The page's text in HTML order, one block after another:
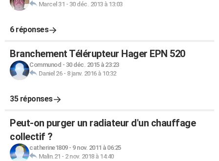
Marcel 31 - 30 déc. 2013 à 13:03
6 réponses
Branchement Télérupteur Hager EPN 520
Communod - 30 déc. 2015 à 23:23
Daniel 26- 8 janv. 2016 à 10:32
35 réponses
Peut-on purger un radiateur d'un chauffage
collectif ?
catherine1809- 9 nov. 2011 à 06:25
Malin.21 - 2 nov. 2018 à 14:40